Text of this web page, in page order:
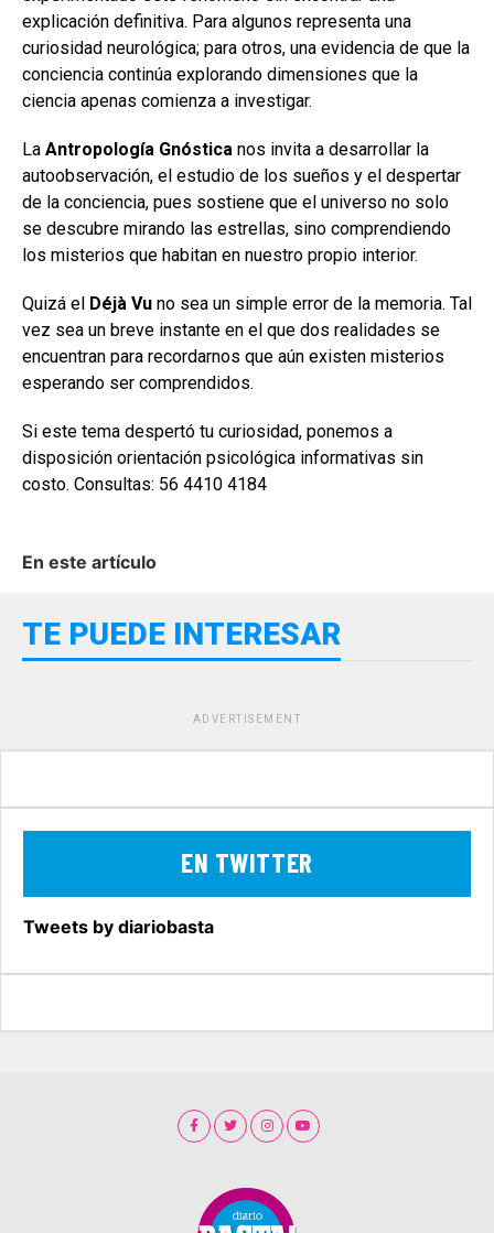
explicación definitiva. Para algunos representa una
curiosidad neurológica; para otros, una evidencia de que la
conciencia continúa explorando dimensiones que la
ciencia apenas comienza a investigar.
La Antropología Gnóstica nos invita a desarrollar la
autoobservación, el estudio de los sueños y el despertar
de la conciencia, pues sostiene que el universo no solo
se descubre mirando las estrellas, sino comprendiendo
los misterios que habitan en nuestro propio interior.
Quizá el Déjà Vu no sea un simple error de la memoria. Tal
vez sea un breve instante en el que dos realidades se
encuentran para recordarnos que aún existen misterios
esperando ser comprendidos.
Si este tema despertó tu curiosidad, ponemos a
disposición orientación psicológica informativas sin
costo. Consultas: 56 4410 4184
En este artículo
TE PUEDE INTERESAR
ADVERTISEMENT
EN TWITTER
Tweets by diariobasta